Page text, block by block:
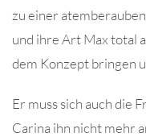
zu einer
und ihre Art Max total
dem Konzept bringen
Er muss sich auch die
Carina ihn nicht mehr